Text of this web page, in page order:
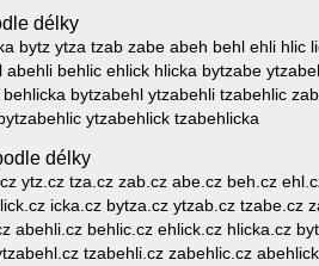
délky
bytz ytza tzab zabe abeh behl ehli hlic
behlic ehlick hlicka bytzabe
bytzabehl ytzabehli tzabehlic
ytzabehlick tzabehlicka
délky
ytz.cz tza.cz zab.cz abe.cz beh.cz
icka.cz bytza.cz ytzab.cz tzabe.cz
abehli.cz behlic.cz ehlick.cz hlicka.cz
tzabehli.cz zabehlic.cz